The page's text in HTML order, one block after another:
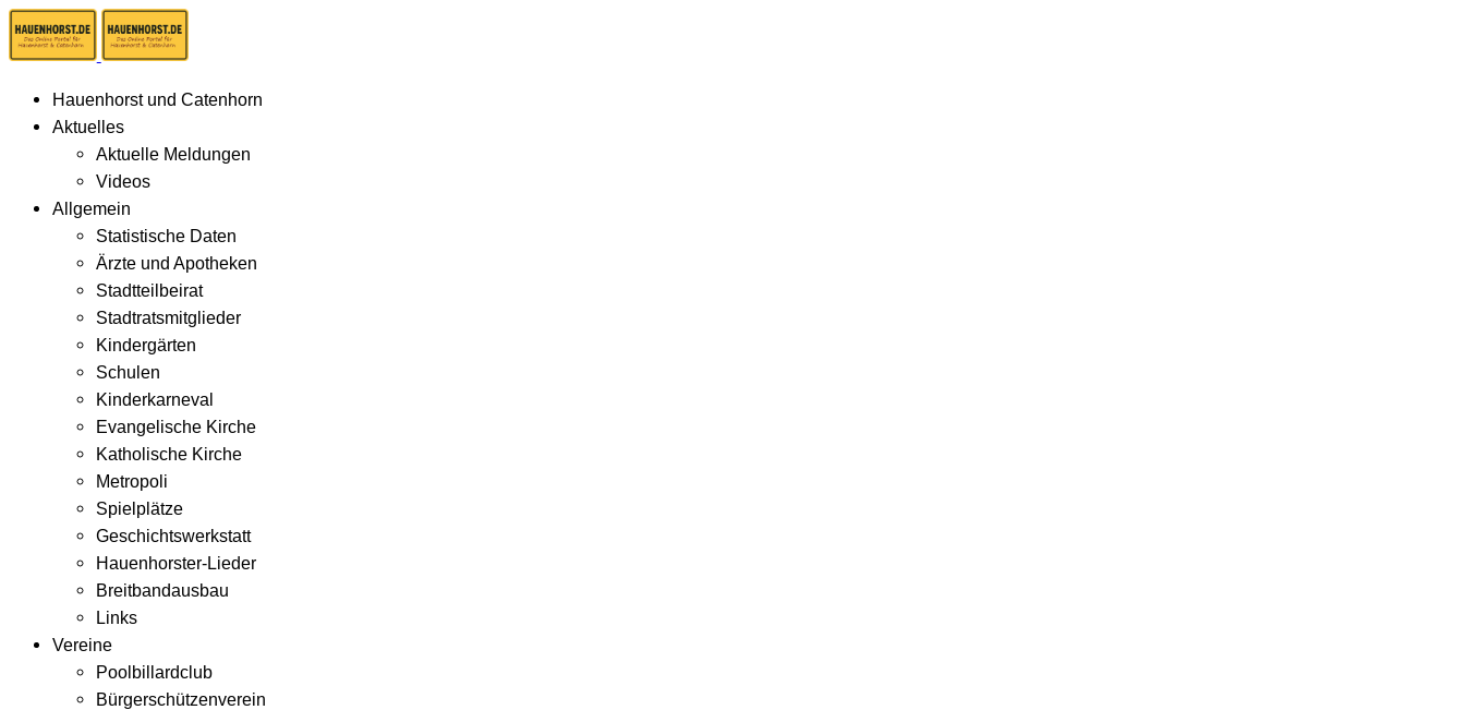
Hauenhorst und Catenhorn
Aktuelles
Aktuelle Meldungen
Videos
Allgemein
Statistische Daten
Ärzte und Apotheken
Stadtteilbeirat
Stadtratsmitglieder
Kindergärten
Schulen
Kinderkarneval
Evangelische Kirche
Katholische Kirche
Metropoli
Spielplätze
Geschichtswerkstatt
Hauenhorster-Lieder
Breitbandausbau
Links
Vereine
Poolbillardclub
Bürgerschützenverein